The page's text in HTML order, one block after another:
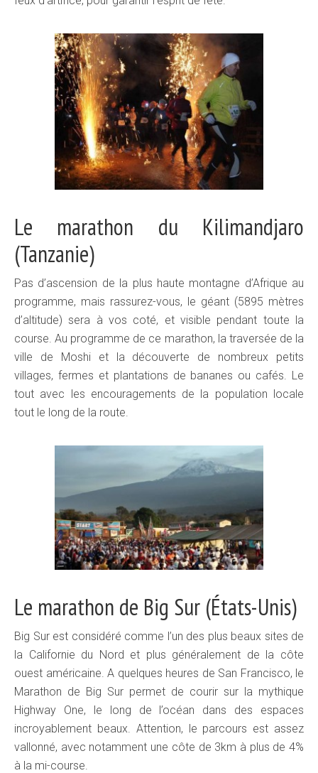
Le marathon du Kilimandjaro
(Tanzanie)
Pas d’ascension de la plus haute montagne d’Afrique au
programme, mais rassurez-vous, le géant (5895 mètres
d’altitude) sera à vos coté, et visible pendant toute la
course. Au programme de ce marathon, la traversée de la
ville de Moshi et la découverte de nombreux petits
villages, fermes et plantations de bananes ou cafés. Le
tout avec les encouragements de la population locale
tout le long de la route.
Le marathon de Big Sur (États-Unis)
Big Sur est considéré comme l’un des plus beaux sites de
la Californie du Nord et plus généralement de la côte
ouest américaine. A quelques heures de San Francisco, le
Marathon de Big Sur permet de courir sur la mythique
Highway One, le long de l’océan dans des espaces
incroyablement beaux. Attention, le parcours est assez
vallonné, avec notamment une côte de 3km à plus de 4%
à la mi-course.